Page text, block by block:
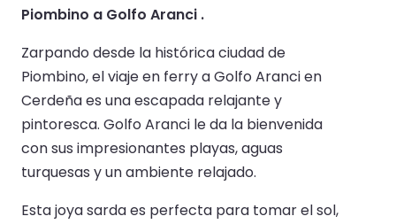
Piombino a Golfo Aranci .
Zarpando desde la histórica ciudad de
Piombino, el viaje en ferry a Golfo Aranci en
Cerdeña es una escapada relajante y
pintoresca. Golfo Aranci le da la bienvenida
con sus impresionantes playas, aguas
turquesas y un ambiente relajado.
Esta joya sarda es perfecta para tomar el sol,